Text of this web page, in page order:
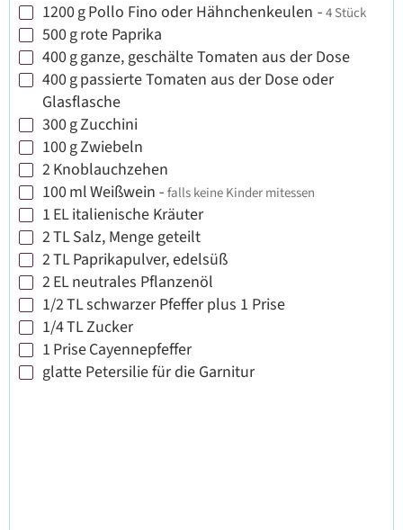
▢
1200gPollo Fino oder Hähnchenkeulen - 4 Stück
▢
500grote Paprika
▢
400gganze, geschälte Tomaten aus der Dose
▢
400gpassierte Tomaten aus der Dose oder
Glasflasche
▢
300gZucchini
▢
100gZwiebeln
▢
2Knoblauchzehen
▢
100mlWeißwein - falls keine Kinder mitessen
▢
1 ELitalienische Kräuter
▢
2TLSalz, Menge geteilt
▢
2TLPaprikapulver, edelsüß
▢
2ELneutrales Pflanzenöl
▢
1/2TLschwarzer Pfeffer plus 1 Prise
▢
1/4TLZucker
▢
1 PriseCayennepfeffer
▢
glatte Petersilie für die Garnitur